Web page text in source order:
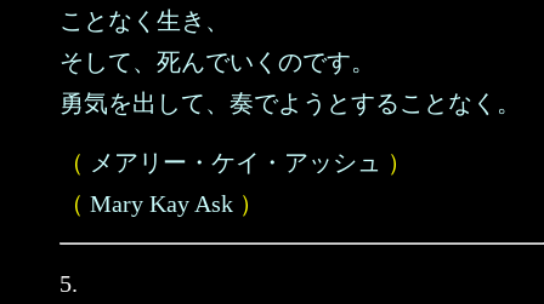
ことなく生き、
そして、死んでいくのです。
勇気を出して、奏でようとすることなく。
（ メアリー・ケイ・アッシュ
）
（ Mary Kay Ask ）
5.